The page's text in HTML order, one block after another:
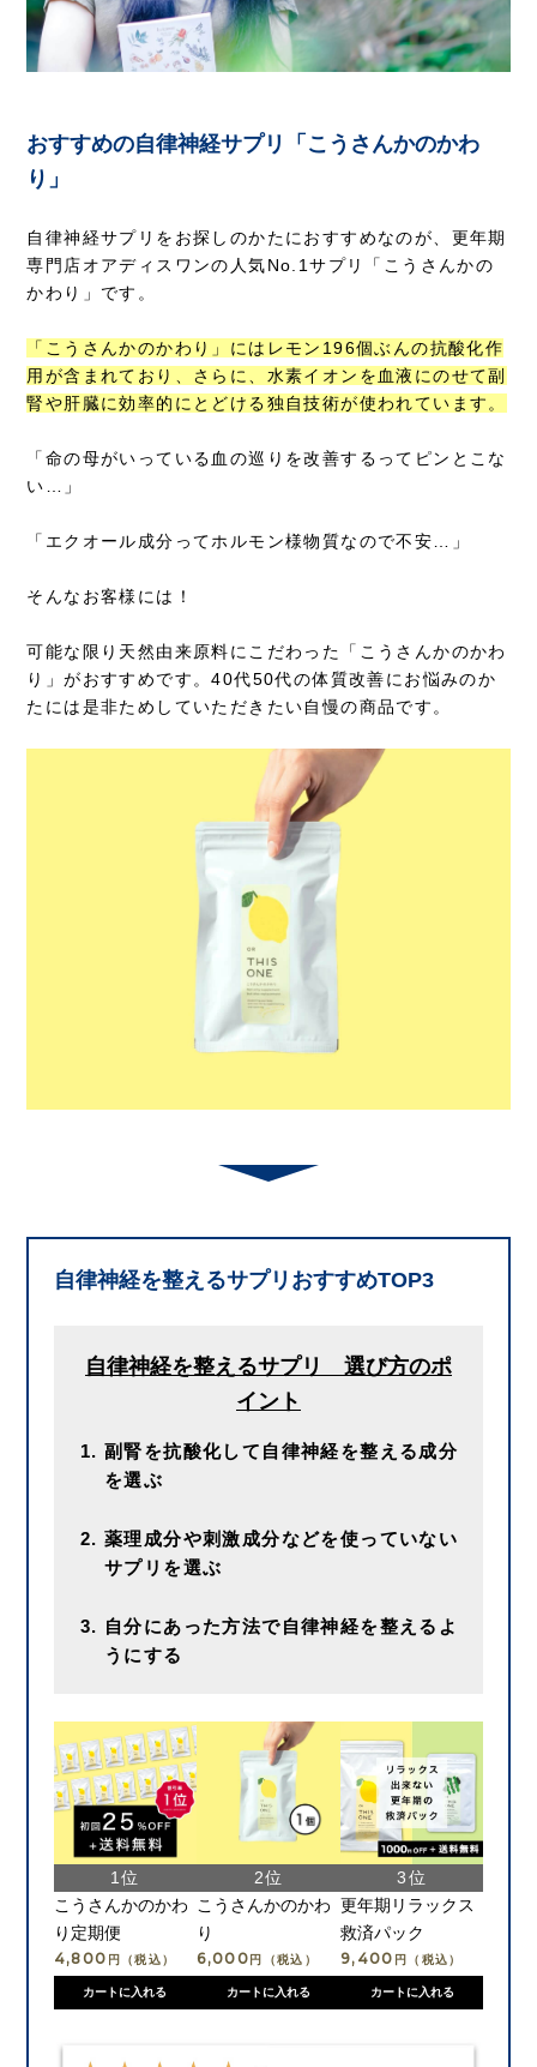
おすすめの自律神経サプリ「こうさんかのかわ
り」
自律神経サプリをお探しのかたにおすすめなのが、更年期
専門店オアディスワンの人気No.1サプリ「こうさんかの
かわり」です。
「こうさんかのかわり」にはレモン196個ぶんの抗酸化作
用が含まれており、さらに、水素イオンを血液にのせて副
腎や肝臓に効率的にとどける独自技術が使われています。
「命の母がいっている血の巡りを改善するってピンとこな
い…」
「エクオール成分ってホルモン様物質なので不安…」
そんなお客様には！
可能な限り天然由来原料にこだわった「こうさんかのかわ
り」がおすすめです。40代50代の体質改善にお悩みのか
たには是非ためしていただきたい自慢の商品です。
自律神経を整えるサプリおすすめTOP3
自律神経を整えるサプリ 選び方のポ
イント
副腎を抗酸化して自律神経を整える成分
を選ぶ
薬理成分や刺激成分などを使っていない
サプリを選ぶ
自分にあった方法で自律神経を整えるよ
うにする
こうさんかのかわ
り定期便
4,800 円（税込）
カートに入れる
こうさんかのかわ
り
6,000 円（税込）
カートに入れる
更年期リラックス
救済パック
9,400 円（税込）
カートに入れる